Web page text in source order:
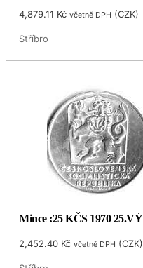
4,879.11 Kč včetně DPH (CZK)
Stříbro
Mince :25 KČS 1970
2,452.40 Kč včetně DPH (CZK)